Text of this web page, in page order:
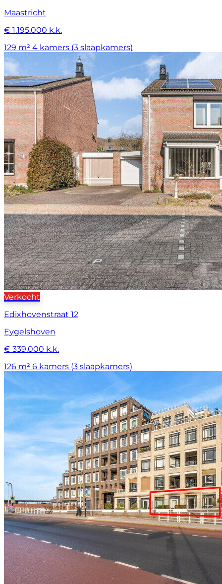
Maastricht
€ 1.195.000 k.k.
129 m² 4 kamers (3 slaapkamers)
Verkocht
Edixhovenstraat 12
Eygelshoven
€ 339.000 k.k.
126 m² 6 kamers (3 slaapkamers)